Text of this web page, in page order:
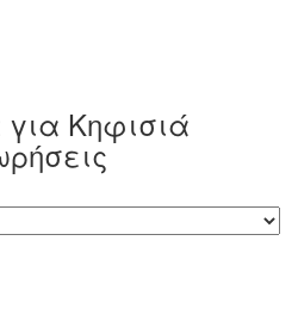
Κηφισιά